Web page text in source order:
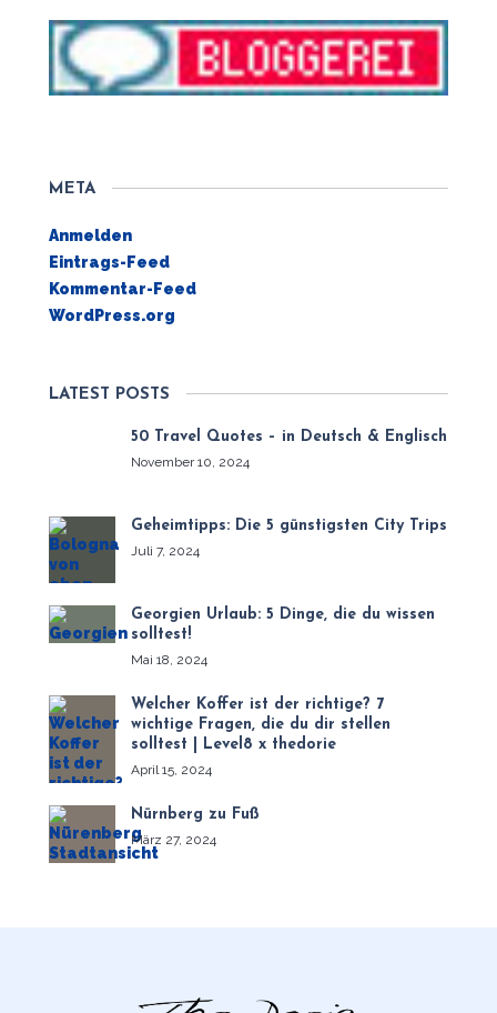
META
Anmelden
Eintrags-Feed
Kommentar-Feed
WordPress.org
LATEST POSTS
50 Travel Quotes – in Deutsch & Englisch
November 10, 2024
Geheimtipps: Die 5 günstigsten City Trips
Juli 7, 2024
Georgien Urlaub: 5 Dinge, die du wissen
solltest!
Mai 18, 2024
Welcher Koffer ist der richtige? 7
wichtige Fragen, die du dir stellen
solltest | Level8 x thedorie
April 15, 2024
Nürnberg zu Fuß
März 27, 2024